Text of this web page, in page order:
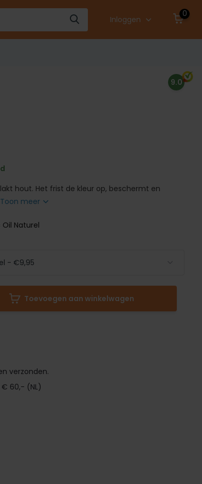
Inloggen
0
9.0
hout. Het frist de kleur op, beschermt en
Toon meer
Naturel
Toevoegen aan winkelwagen
verzonden.
60,- (NL)